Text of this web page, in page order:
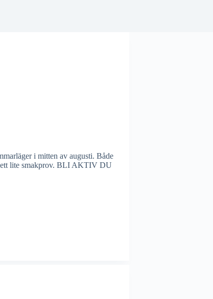
i mitten av augusti. Både
ett lite smakprov. BLI AKTIV DU